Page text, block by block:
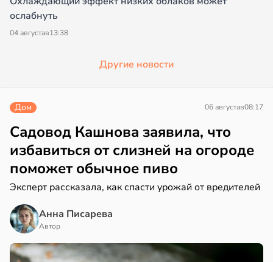
ослабнуть
04 августав13:38
Другие новости
Дом 06 августав08:17
Садовод Кашнова заявила, что
избавиться от слизней на огороде
поможет обычное пиво
Эксперт рассказала, как спасти урожай от вредителей
Анна Писарева
Автор